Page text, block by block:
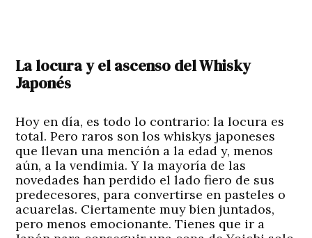
La locura y el ascenso del Whisky
Japonés
Hoy en día, es todo lo contrario: la locura es
total. Pero raros son los whiskys japoneses
que llevan una mención a la edad y, menos
aún, a la vendimia. Y la mayoría de las
novedades han perdido el lado fiero de sus
predecesores, para convertirse en pasteles o
acuarelas. Ciertamente muy bien juntados,
pero menos emocionante. Tienes que ir a